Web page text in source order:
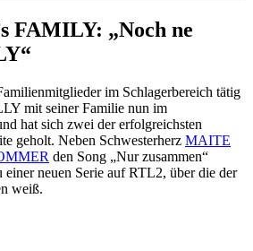
FAMILY: „Noch ne
im Schlagerbereich tätig
mit seiner Familie nun im
hat sich zwei der erfolgreichsten
geholt. Neben Schwesterherz MAITE
den Song „Nur zusammen“
einer neuen Serie auf RTL2, über die der
weiß.